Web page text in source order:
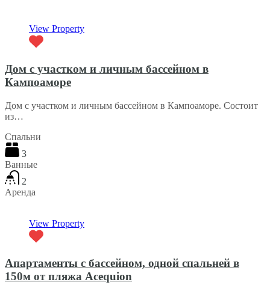
View Property
Дом с участком и личным бассейном в
Кампоаморе
Дом с участком и личным бассейном в Кампоаморе. Состоит
из…
Спальни
3
Ванные
2
Аренда
View Property
Апартаменты с бассейном, одной спальней в
150м от пляжа Acequion